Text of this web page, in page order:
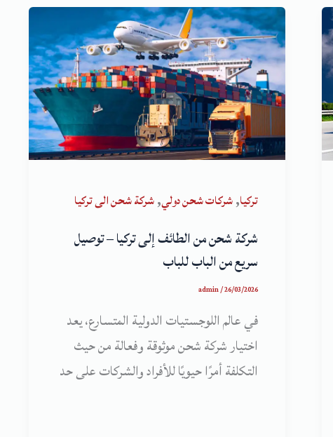
تركيا,شركات شحن دولي,شركة شحن الى تركيا
شركة شحن من الطائف إلى تركيا – توصيل
سريع من الباب للباب
admin/26/03/2026
في عالم اللوجستيات الدولية المتسارع، يعد
اختيار شركة شحن موثوقة وفعالة من حيث
التكلفة أمرًا حيويًا للأفراد والشركات على حد